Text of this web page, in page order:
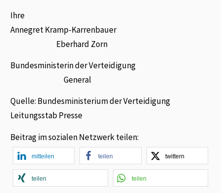
Ihre
Annegret Kramp-Karrenbauer
Eberhard Zorn
Bundesministerin der Verteidigung
General
Quelle: Bundesministerium der Verteidigung
Leitungsstab Presse
Beitrag im sozialen Netzwerk teilen:
mitteilen teilen twittern
teilen teilen